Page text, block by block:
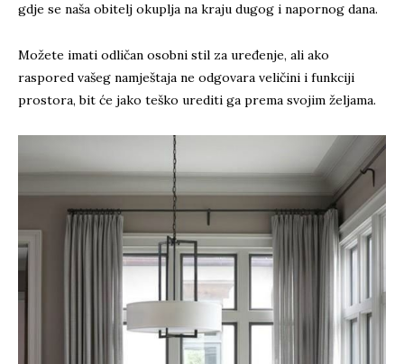
gdje se naša obitelj okuplja na kraju dugog i napornog dana.
Možete imati odličan osobni stil za uređenje, ali ako
raspored vašeg namještaja ne odgovara veličini i funkciji
prostora, bit će jako teško urediti ga prema svojim željama.